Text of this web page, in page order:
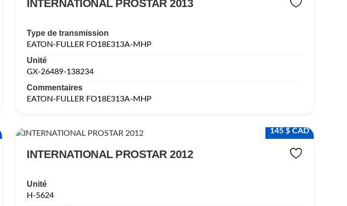
INTERNATIONAL PROSTAR 2013
Type de transmission
EATON-FULLER FO18E313A-MHP
Unité
GX-26489-138234
Commentaires
EATON-FULLER FO18E313A-MHP
145 $ CAD
INTERNATIONAL PROSTAR 2012
Unité
H-5624